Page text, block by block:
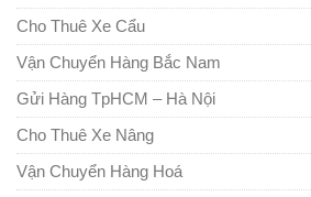
Cho Thuê Xe Cẩu
Vận Chuyển Hàng Bắc Nam
Gửi Hàng TpHCM – Hà Nội
Cho Thuê Xe Nâng
Vận Chuyển Hàng Hoá